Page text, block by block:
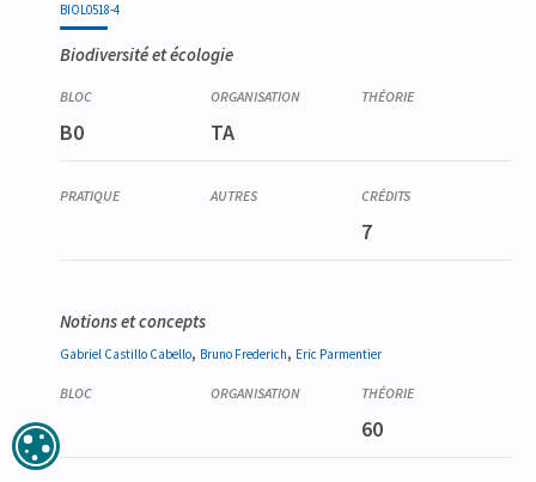
BIOL0518-4
Biodiversité et écologie
B0 TA
7
Notions et concepts
Gabriel Castillo Cabello, Bruno Frederich, Eric Parmentier
60